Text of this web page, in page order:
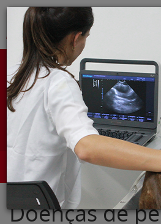
Pular
para
conteúdo
Portal para
Assine
Categorias
Doenças de